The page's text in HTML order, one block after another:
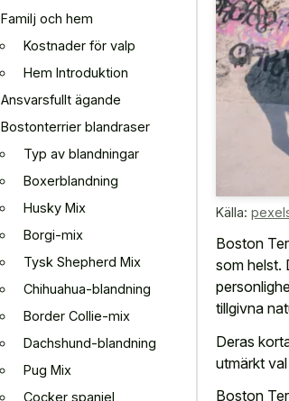
Familj och hem
Kostnader för valp
Hem Introduktion
Ansvarsfullt ägande
Bostonterrier blandraser
Typ av blandningar
Boxerblandning
Husky Mix
Borgi-mix
Tysk Shepherd Mix
Chihuahua-blandning
Border Collie-mix
Dachshund-blandning
Pug Mix
Cocker spaniel
Källa:
Boston
som helst.
tillgivna
Deras
utmärkt
Boston